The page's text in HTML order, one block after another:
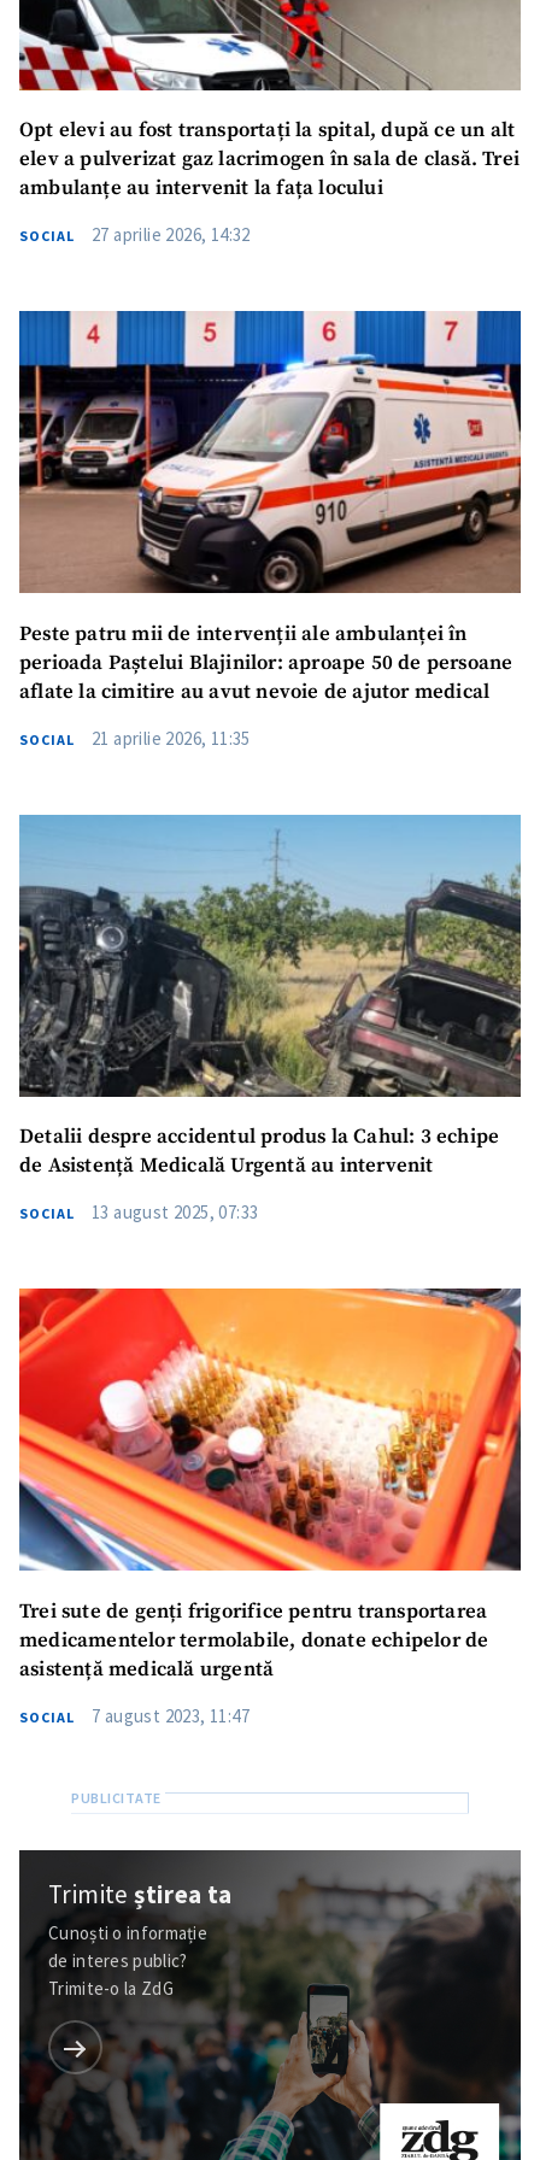
Opt elevi au fost transportați la spital, după ce un alt
elev a pulverizat gaz lacrimogen în sala de clasă. Trei
ambulanțe au intervenit la fața locului
SOCIAL 27 aprilie 2026, 14:32
Peste patru mii de intervenții ale ambulanței în
perioada Paștelui Blajinilor: aproape 50 de persoane
aflate la cimitire au avut nevoie de ajutor medical
SOCIAL 21 aprilie 2026, 11:35
Detalii despre accidentul produs la Cahul: 3 echipe
de Asistență Medicală Urgentă au intervenit
SOCIAL 13 august 2025, 07:33
Trei sute de genți frigorifice pentru transportarea
medicamentelor termolabile, donate echipelor de
asistență medicală urgentă
SOCIAL 7 august 2023, 11:47
Trimiteștirea ta
Cunoști o informație
de interes public?
Trimite-o la ZdG